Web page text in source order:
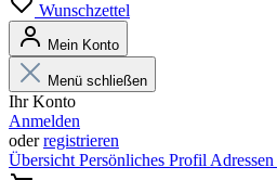
Wunschzettel
Mein Konto
Menü schließen
Ihr Konto
Anmelden
oderregistrieren
Übersicht Persönliches Profil Adressen